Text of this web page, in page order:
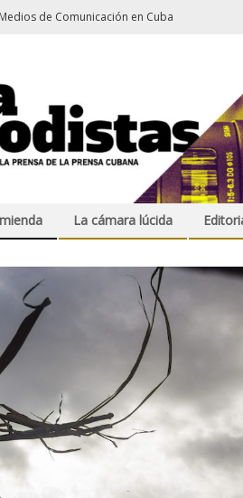
Medios de Comunicación en Cuba
La cámara lúcida